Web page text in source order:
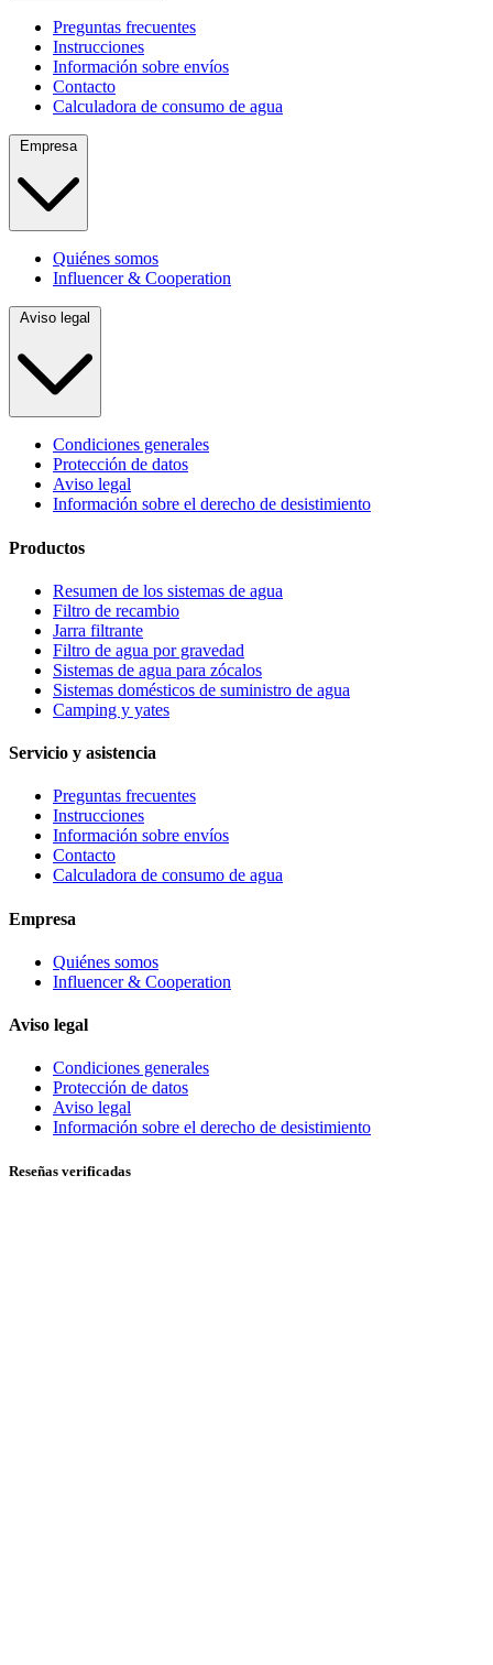
Preguntas frecuentes
Instrucciones
Información sobre envíos
Contacto
Calculadora de consumo de agua
Empresa
Quiénes somos
Influencer & Cooperation
Aviso legal
Condiciones generales
Protección de datos
Aviso legal
Información sobre el derecho de desistimiento
Productos
Resumen de los sistemas de agua
Filtro de recambio
Jarra filtrante
Filtro de agua por gravedad
Sistemas de agua para zócalos
Sistemas domésticos de suministro de agua
Camping y yates
Servicio y asistencia
Preguntas frecuentes
Instrucciones
Información sobre envíos
Contacto
Calculadora de consumo de agua
Empresa
Quiénes somos
Influencer & Cooperation
Aviso legal
Condiciones generales
Protección de datos
Aviso legal
Información sobre el derecho de desistimiento
Reseñas verificadas